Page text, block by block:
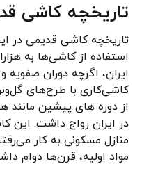
تاریخچه کاشی
تاریخچه کاشی قدیمی در
استفاده از کاشی‌ها به
ایران، اگرچه دوران
کاشی‌کاری با طرح‌های
از دوره های پیشین
در ایران رواج داشت. این
منازل مسکونی به کار
مواد اولیه، قرن‌ها دوام